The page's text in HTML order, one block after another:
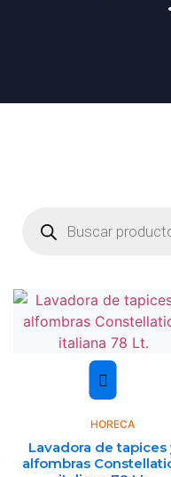
HORECA
Lavadora de tapices
alfombras